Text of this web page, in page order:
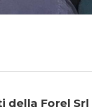
della Forel Srl